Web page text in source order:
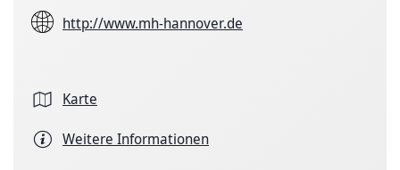
http://www.mh-hannover.de
Karte
Weitere Informationen